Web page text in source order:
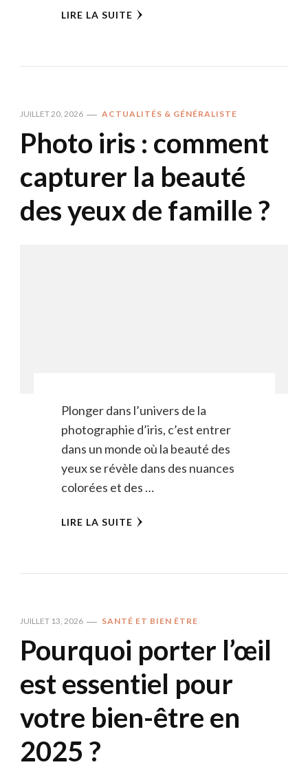
LIRE LA SUITE
JUILLET 20, 2026 ACTUALITÉS & GÉNÉRALISTE
Photo iris : comment
capturer la beauté
des yeux de famille ?
Plonger dans l’univers de la
photographie d’iris, c’est entrer
dans un monde où la beauté des
yeux se révèle dans des nuances
colorées et des …
LIRE LA SUITE
JUILLET 13, 2026 SANTÉ ET BIEN ÊTRE
Pourquoi porter l’œil
est essentiel pour
votre bien-être en
2025 ?